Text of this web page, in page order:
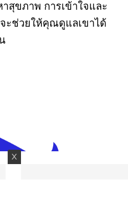
สุขภาพ การเข้าใจและ
จะช่วยให้คุณดูแลเขาได้